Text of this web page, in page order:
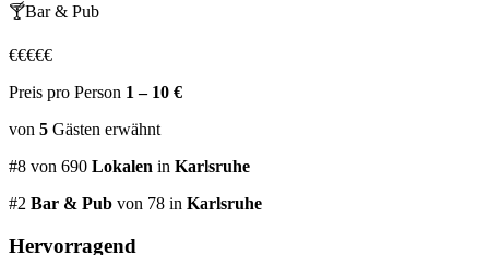
🍸Bar & Pub
€€€€€
Preis pro Person 1 – 10 €
von 5 Gästen erwähnt
#8 von 690 Lokalen in Karlsruhe
#2 Bar & Pub von 78 in Karlsruhe
Hervorragend